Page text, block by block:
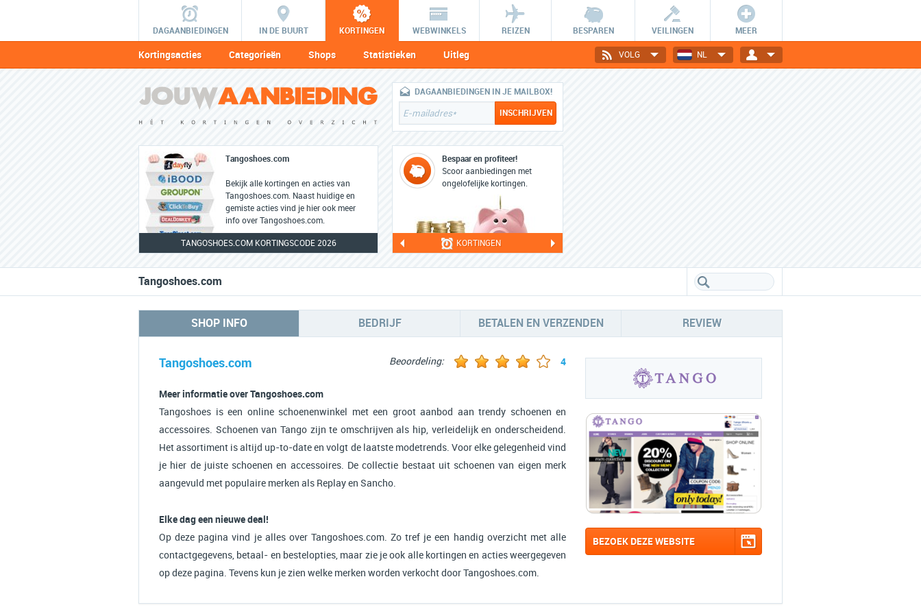
DAGAANBIEDINGEN IN DE BUURT KORTINGEN WEBWINKELS REIZEN BESPAREN VEILINGEN MEER
Kortingsacties Categorieën Shops Statistieken Uitleg NL
VOLG
Tangoshoes.com
Bekijk alle kortingen en acties van
Tangoshoes.com. Naast huidige en
gemiste acties vind je hier ook meer
info over Tangoshoes.com.
TANGOSHOES.COM KORTINGSCODE 2026
DAGAANBIEDINGEN IN JE MAILBOX!
Bespaar en profiteer!
Scoor aanbiedingen met
ongelofelijke kortingen.
KORTINGEN
Tangoshoes.com
SHOP INFO BEDRIJF BETALEN EN VERZENDEN REVIEW
Tangoshoes.com Beoordeling: 4
Meer informatie over Tangoshoes.com
Tangoshoes is een online schoenenwinkel met een groot aanbod aan trendy schoenen en
accessoires. Schoenen van Tango zijn te omschrijven als hip, verleidelijk en onderscheidend.
Het assortiment is altijd up-to-date en volgt de laatste modetrends. Voor elke gelegenheid vind
je hier de juiste schoenen en accessoires. De collectie bestaat uit schoenen van eigen merk
aangevuld met populaire merken als Replay en Sancho.
Elke dag een nieuwe deal!
Op deze pagina vind je alles over Tangoshoes.com. Zo tref je een handig overzicht met alle
contactgegevens, betaal- en bestelopties, maar zie je ook alle kortingen en acties weergegeven
op deze pagina. Tevens kun je zien welke merken worden verkocht door Tangoshoes.com.
BEZOEK DEZE WEBSITE